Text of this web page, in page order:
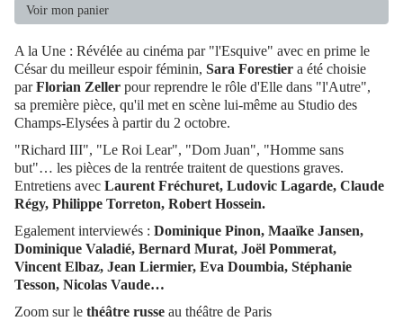
Voir mon panier
A la Une : Révélée au cinéma par "l'Esquive" avec en prime le
César du meilleur espoir féminin, Sara Forestier a été choisie
parFlorian Zeller pour reprendre le rôle d'Elle dans "l'Autre",
sa première pièce, qu'il met en scène lui-même au Studio des
Champs-Elysées à partir du 2 octobre.
"Richard III", "Le Roi Lear", "Dom Juan", "Homme sans
but"… les pièces de la rentrée traitent de questions graves.
Entretiens avec Laurent Fréchuret, Ludovic Lagarde, Claude
Régy, Philippe Torreton, Robert Hossein.
Egalement interviewés : Dominique Pinon, Maaïke Jansen,
Dominique Valadié, Bernard Murat, Joël Pommerat,
Vincent Elbaz, Jean Liermier, Eva Doumbia, Stéphanie
Tesson, Nicolas Vaude…
Zoom sur le théâtre russe au théâtre de Paris